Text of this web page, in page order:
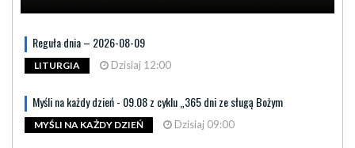
Reguła dnia – 2026-08-09
LITURGIA Dzisiaj 12:00
Myśli na każdy dzień - 09.08 z cyklu „365 dni ze sługą Bożym
MYŚLI NA KAŻDY DZIEŃ Dzisiaj 09:00